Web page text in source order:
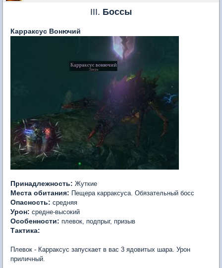
III. Боссы
Карраксус Вонючий
Принадлежность: Жуткие
Места обитания: Пещера карраксуса. Обязательный босс
Опасность: средняя
Урон: средне-высокий
Особенности: плевок, подпрыг, призыв
Тактика:
Плевок - Карраксус запускает в вас 3 ядовитых шара. Урон
приличный.